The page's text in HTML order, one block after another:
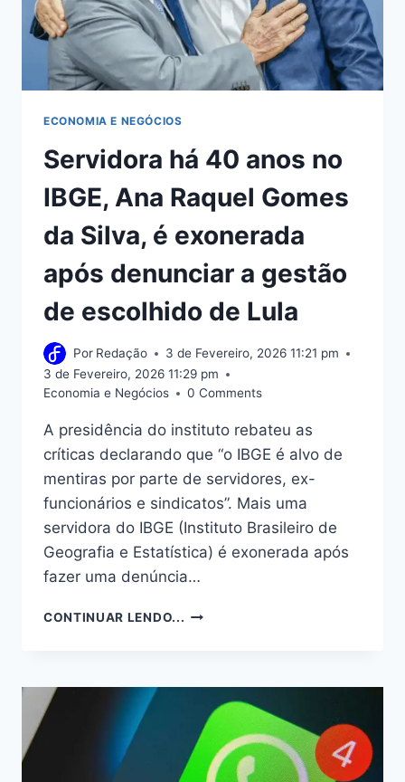
ECONOMIA E NEGÓCIOS
Servidora há 40 anos no
IBGE, Ana Raquel Gomes
da Silva, é exonerada
após denunciar a gestão
de escolhido de Lula
Por Redação
3 de Fevereiro, 2026 11:21 pm
3 de Fevereiro, 2026 11:29 pm
Economia e Negócios
0 Comments
A presidência do instituto rebateu as
críticas declarando que “o IBGE é alvo de
mentiras por parte de servidores, ex-
funcionários e sindicatos”. Mais uma
servidora do IBGE (Instituto Brasileiro de
Geografia e Estatística) é exonerada após
fazer uma denúncia…
CONTINUAR LENDO... SERVIDORA
NO
IBGE,
ANA
RAQUEL
GOMES